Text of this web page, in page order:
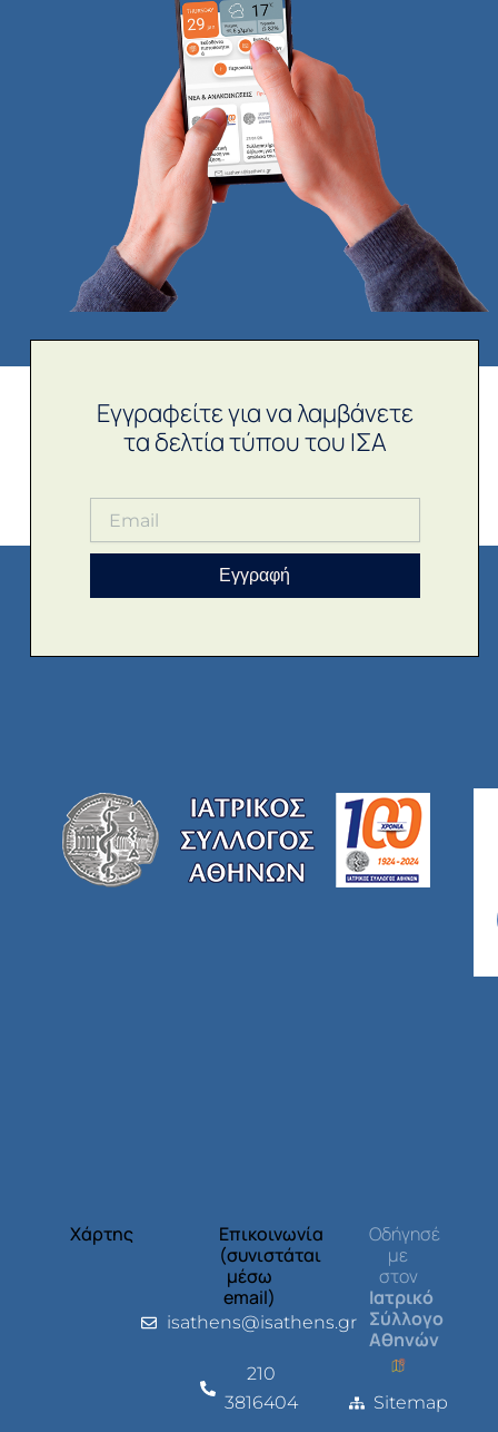
Εγγραφείτε για να λαμβάνετε
τα δελτία τύπου του ΙΣΑ
Εγγραφή
Χάρτης
Επικοινωνία
(συνιστάται
μέσω
email)
isathens@isathens.gr
210
3816404
Οδήγησέ
με
στον
Ιατρικό
Σύλλογο
Αθηνών
Sitemap